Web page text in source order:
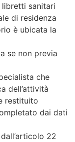
sanitari
di residenza
è ubicata la
se non previa
che
dell’attività
restituito
dai dati
22